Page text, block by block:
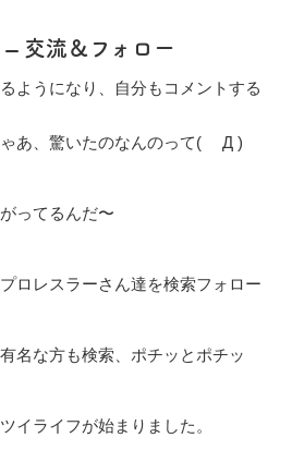
– 交流＆フォロー
ようになり、自分もコメントする
ゃあ、驚いたのなんのって( Д )
ってるんだ〜
ロレスラーさん達を検索フォロー
名な方も検索、ポチッとポチッ
イライフが始まりました。